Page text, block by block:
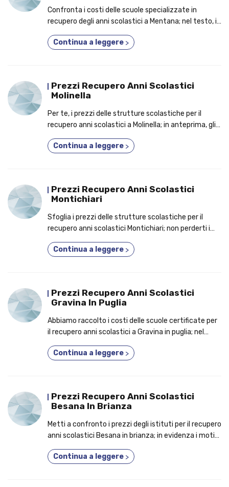
Confronta i costi delle scuole specializzate in
recupero degli anni scolastici a Mentana; nel testo, i
anni in uno!
Continua a leggere >
Prezzi Recupero Anni Scolastici
Molinella
Per te, i prezzi delle strutture scolastiche per il
recupero anni scolastici a Molinella; in anteprima, gli
un corso fino a 5 anni in uno!
Continua a leggere >
Prezzi Recupero Anni Scolastici
Montichiari
Sfoglia i prezzi delle strutture scolastiche per il
recupero anni scolastici Montichiari; non perderti i
privato!
Continua a leggere >
Prezzi Recupero Anni Scolastici
Gravina In Puglia
Abbiamo raccolto i costi delle scuole certificate per
il recupero anni scolastici a Gravina in puglia; nel
aderiscono a un corso due anni in uno!
Continua a leggere >
Prezzi Recupero Anni Scolastici
Besana In Brianza
Metti a confronto i prezzi degli istituti per il recupero
anni scolastici Besana in brianza; in evidenza i motivi
uno!Continua a leggere >